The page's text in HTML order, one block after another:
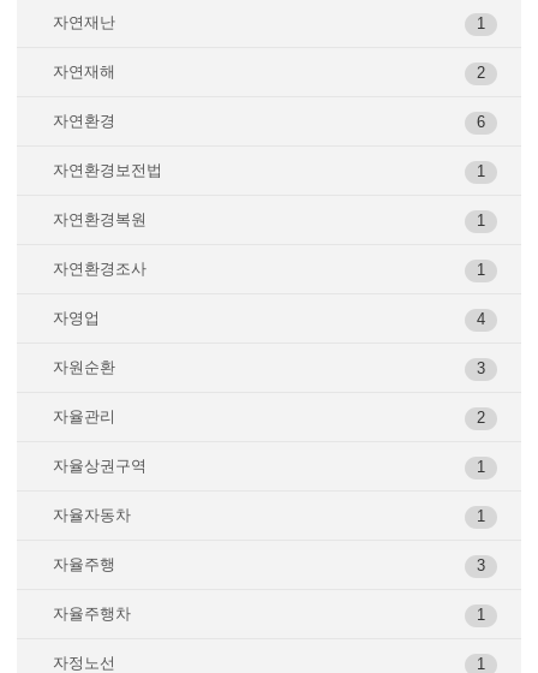
1
자연재난
2
자연재해
6
자연환경
1
자연환경보전법
1
자연환경복원
1
자연환경조사
4
자영업
3
자원순환
2
자율관리
1
자율상권구역
1
자율자동차
3
자율주행
1
자율주행차
1
자정노선